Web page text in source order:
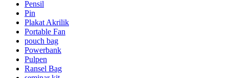
Pensil
Pin
Plakat Akrilik
Portable Fan
pouch bag
Powerbank
Pulpen
Ransel Bag